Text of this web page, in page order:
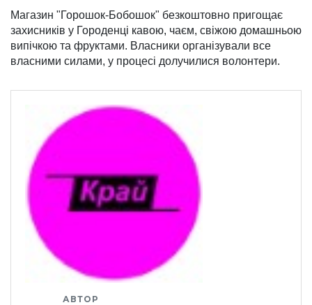
Магазин "Горошок-Бобошок" безкоштовно пригощає
захисників у Городенці кавою, чаєм, свіжою домашньою
випічкою та фруктами. Власники організували все
власними силами, у процесі долучилися волонтери.
АВТОР